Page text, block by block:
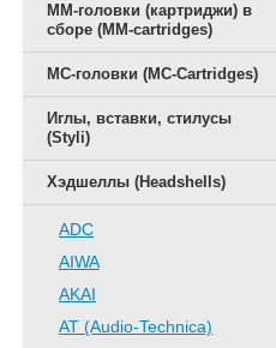
ММ-головки (картриджи) в
сборе (MM-cartridges)
MC-головки (MC-Cartridges)
Иглы, вставки, стилусы
(Styli)
Хэдшеллы (Headshells)
ADC
AIWA
AKAI
AT (Audio-Technica)